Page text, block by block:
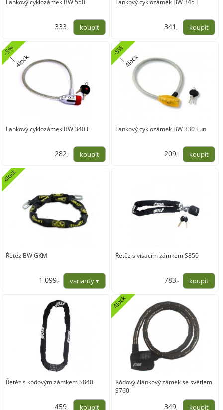
Lankový cyklozámek BW 550
333,-
Lankový cyklozámek BW 345 L
341 ,-
Lankový cyklozámek BW 340 L
-
5
%
|
4
l
o
ck
282 ,-
Lankový cyklozámek BW 330 Fun
-
5
%
|
4
l
o
ck
209,-
Řetěz BW GKM
4lock
1 099,-
Řetěz s visacím zámkem S850
783,-
Řetěz s kódovým zámkem S840
459,-
Kódový článkový zámek se světlem
S760
4lock
349,-